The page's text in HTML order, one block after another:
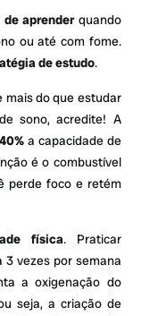
aprenderquando
ou até com fome.
de estudo.
mais do que estudar
sono, acredite! A
a capacidade de
é o combustível
perde foco e retém
física. Praticar
3 vezes por semana
a oxigenação do
seja, a criação de